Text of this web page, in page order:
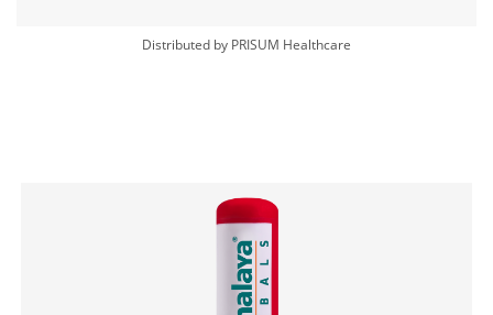
Distributed by PRISUM Healthcare